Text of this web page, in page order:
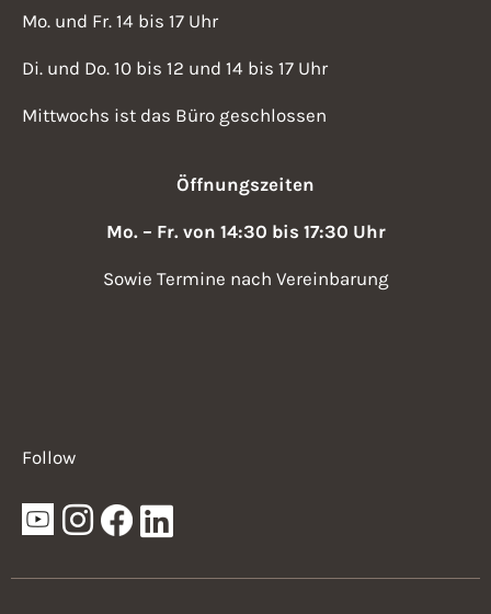
Mo. und Fr. 14 bis 17 Uhr
Di. und Do. 10 bis 12 und 14 bis 17 Uhr
Mittwochs ist das Büro geschlossen
Öffnungszeiten
Mo. – Fr. von 14:30 bis 17:30 Uhr
Sowie Termine nach Vereinbarung
Follow